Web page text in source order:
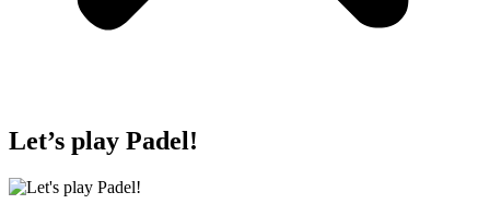
Let’s play Padel!